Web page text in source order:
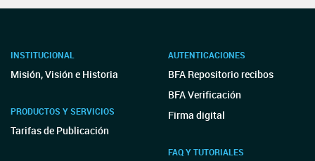
INSTITUCIONAL
Misión, Visión e Historia
PRODUCTOS Y SERVICIOS
Tarifas de Publicación
AUTENTICACIONES
BFA Repositorio recibos
BFA Verificación
Firma digital
FAQ Y TUTORIALES